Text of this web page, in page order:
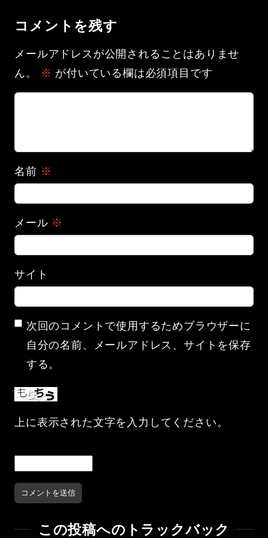
コメントを残す
メールアドレスが公開されることはありませ
ん。
※ が付いている欄は必須項目です
名前 ※
メール ※
サイト
次回のコメントで使用するためブラウザーに
自分の名前、メールアドレス、サイトを保存
する。
上に表示された文字を入力してください。
この投稿へのトラックバック